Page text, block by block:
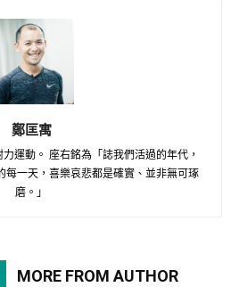
鄭匡寓
運動。 座右銘為「誌我們活過的年代，
每一天，喜樂哀悲都是確實、並非無可琢
磨。」
MORE FROM AUTHOR